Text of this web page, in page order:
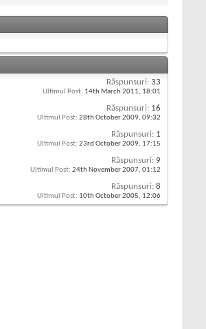
Răspunsuri: 33
Ultimul Post: 14th March 2011, 18:01
Răspunsuri: 16
Ultimul Post: 28th October 2009, 09:32
Răspunsuri: 1
Ultimul Post: 23rd October 2009, 17:15
Răspunsuri: 9
Ultimul Post: 24th November 2007, 01:12
Răspunsuri: 8
Ultimul Post: 10th October 2005, 12:06